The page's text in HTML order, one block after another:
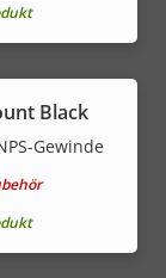
Black
Gewinde